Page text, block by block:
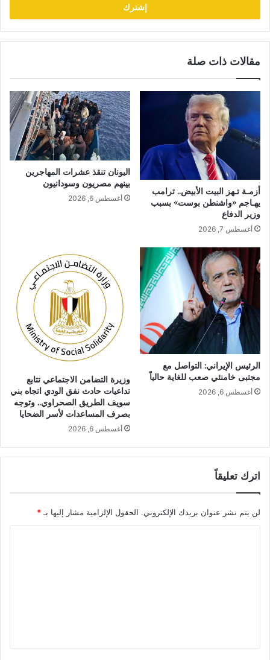
مقالات ذات صلة
أزمـة تـهز البيت الأبيض.. ترامب
يهـاجم «واشنطن بوست» بسبب
وزير الدفاع
أغسطس 7, 2026
اليونان تنقذ عشرات المهاجرين
بينهم مصريون وسودانيون
أغسطس 6, 2026
الرئيس الإيراني: التواصل مع
مجتبى خامنئي صعب للغاية حالياً
أغسطس 6, 2026
وزيرة التضامن الاجتماعي تتابع
تداعيات حادث نفق الودي اتجاه بني
سويف الطريق الصحراوي.. وتوجه
بصرف المساعدات لأسر الضحايا
أغسطس 6, 2026
اترك تعليقاً
لن يتم نشر عنوان بريدك الإلكتروني. الحقول الإلزامية مشار إليها بـ *